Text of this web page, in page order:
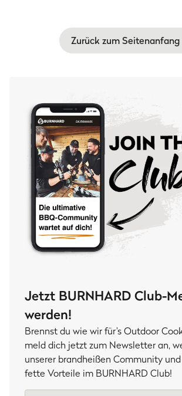
Zurück zum Seitenanfang
Jetzt BURNHARD Club-
werden!
Brennst du wie wir für’s Outdoor
meld dich jetzt zum Newsletter an,
unserer brandheißen Community
fette Vorteile im BURNHARD Club!